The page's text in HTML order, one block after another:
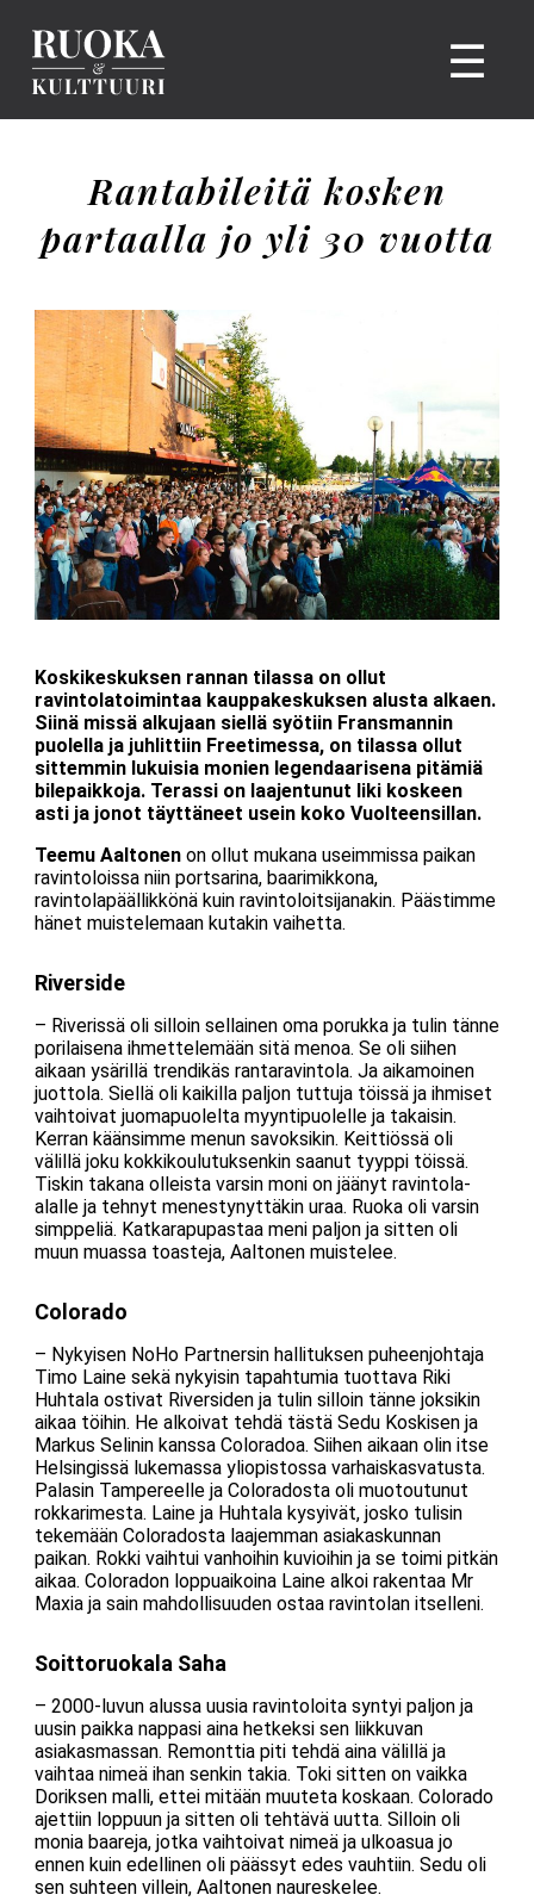
☰
Rantabileitä kosken
partaalla jo yli 30 vuotta
Koskikeskuksen rannan tilassa on ollut
ravintolatoimintaa kauppakeskuksen alusta alkaen.
Siinä missä alkujaan siellä syötiin Fransmannin
puolella ja juhlittiin Freetimessa, on tilassa ollut
sittemmin lukuisia monien legendaarisena pitämiä
bilepaikkoja. Terassi on laajentunut liki koskeen
asti ja jonot täyttäneet usein koko Vuolteensillan.
Teemu Aaltonenon ollut mukana useimmissa paikan
ravintoloissa niin portsarina, baarimikkona,
ravintolapäällikkönä kuin ravintoloitsijanakin. Päästimme
hänet muistelemaan kutakin vaihetta.
Riverside
– Riverissä oli silloin sellainen oma porukka ja tulin tänne
porilaisena ihmettelemään sitä menoa. Se oli siihen
aikaan ysärillä trendikäs rantaravintola. Ja aikamoinen
juottola. Siellä oli kaikilla paljon tuttuja töissä ja ihmiset
vaihtoivat juomapuolelta myyntipuolelle ja takaisin.
Kerran käänsimme menun savoksikin. Keittiössä oli
välillä joku kokkikoulutuksenkin saanut tyyppi töissä.
Tiskin takana olleista varsin moni on jäänyt ravintola-
alalle ja tehnyt menestynyttäkin uraa. Ruoka oli varsin
simppeliä. Katkarapupastaa meni paljon ja sitten oli
muun muassa toasteja, Aaltonen muistelee.
Colorado
– Nykyisen NoHo Partnersin hallituksen puheenjohtaja
Timo Laine sekä nykyisin tapahtumia tuottava Riki
Huhtala ostivat Riversiden ja tulin silloin tänne joksikin
aikaa töihin. He alkoivat tehdä tästä Sedu Koskisen ja
Markus Selinin kanssa Coloradoa. Siihen aikaan olin itse
Helsingissä lukemassa yliopistossa varhaiskasvatusta.
Palasin Tampereelle ja Coloradosta oli muotoutunut
rokkarimesta. Laine ja Huhtala kysyivät, josko tulisin
tekemään Coloradosta laajemman asiakaskunnan
paikan. Rokki vaihtui vanhoihin kuvioihin ja se toimi pitkän
aikaa. Coloradon loppuaikoina Laine alkoi rakentaa Mr
Maxia ja sain mahdollisuuden ostaa ravintolan itselleni.
Soittoruokala Saha
– 2000-luvun alussa uusia ravintoloita syntyi paljon ja
uusin paikka nappasi aina hetkeksi sen liikkuvan
asiakasmassan. Remonttia piti tehdä aina välillä ja
vaihtaa nimeä ihan senkin takia. Toki sitten on vaikka
Doriksen malli, ettei mitään muuteta koskaan. Colorado
ajettiin loppuun ja sitten oli tehtävä uutta. Silloin oli
monia baareja, jotka vaihtoivat nimeä ja ulkoasua jo
ennen kuin edellinen oli päässyt edes vauhtiin. Sedu oli
sen suhteen villein, Aaltonen naureskelee.